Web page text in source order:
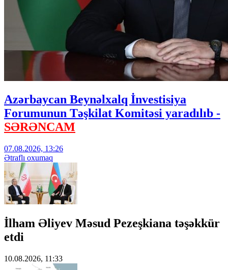
Azərbaycan Beynəlxalq İnvestisiya
Forumunun Təşkilat Komitəsi yaradılıb -
SƏRƏNCAM
07.08.2026, 13:26
Ətraflı oxumaq
İlham Əliyev Məsud Pezeşkiana təşəkkür
etdi
10.08.2026, 11:33